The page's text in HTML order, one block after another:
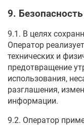
9.
9.1. В целях
Оператор
технических и
предотвращение
использования,
разглашения,
информации.
9.2. Оператор